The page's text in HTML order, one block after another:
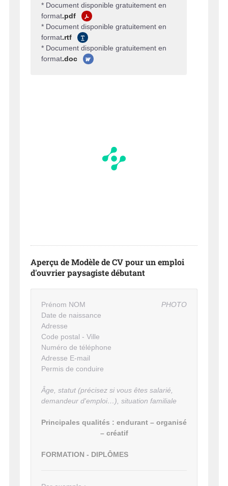
* Document disponible gratuitement en
format.pdf
* Document disponible gratuitement en
format.rtf
* Document disponible gratuitement en
format.doc
Aperçu de Modèle de CV pour un emploi
d'ouvrier paysagiste débutant
PHOTO
Prénom NOM
Date de naissance
Adresse
Code postal - Ville
Numéro de téléphone
Adresse E-mail
Permis de conduire
Âge, statut (précisez si vous êtes salarié,
demandeur d'emploi…), situation familiale
Principales qualités : endurant – organisé
– créatif
FORMATION - DIPLÔMES